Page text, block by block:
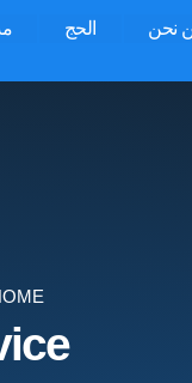
نحن الحج